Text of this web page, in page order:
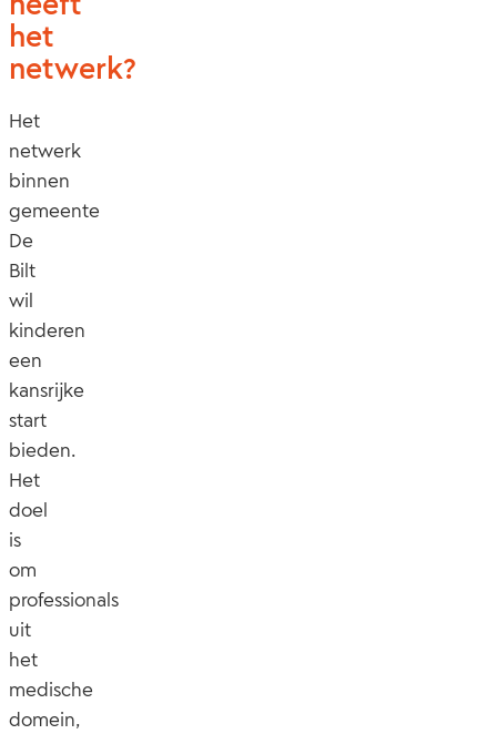
het
netwerk?
Het
netwerk
binnen
gemeente
De
Bilt
wil
kinderen
een
kansrijke
start
bieden.
Het
doel
is
om
professionals
uit
het
medische
domein,